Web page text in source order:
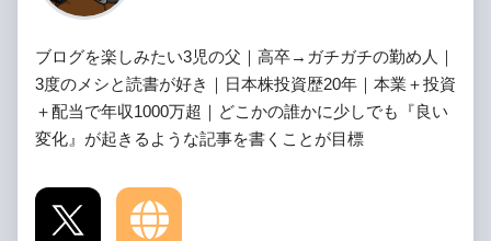
ブログを楽しみたい3児の父｜高卒→ガチガチの勤め人｜
3度のメシと読書が好き｜日本株投資歴20年｜本業＋投資
＋配当で年収1000万超｜どこかの誰かに少しでも『良い
変化』が起きるような記事を書くことが目標